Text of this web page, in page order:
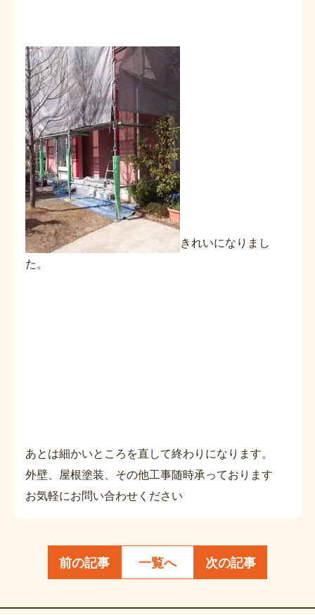
きれいになりまし
た。
あとは細かいところを直して終わりになります。
外壁、屋根塗装、その他工事随時承っております
お気軽にお問い合わせください
前の記事 一覧へ 次の記事